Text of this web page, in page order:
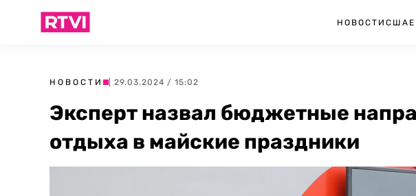
НОВОСТИ США
НОВОСТИ | 29.03.2024 / 15:02
Эксперт назвал бюджетные
отдыха в майские праздники